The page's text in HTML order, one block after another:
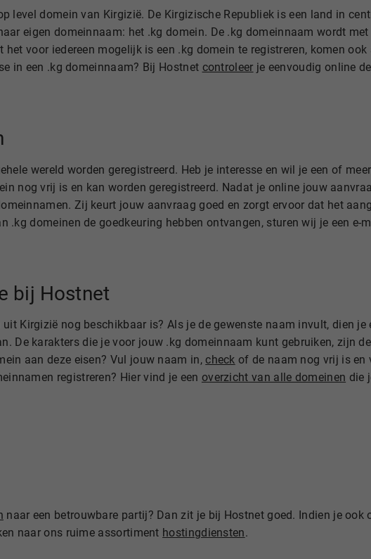
level domein van Kirgizië. De Kirgizische Republiek is een land in
eigen domeinnaam: het .kg domein. De .kg domeinnaam wordt
voor iedereen mogelijk is een .kg domein te registreren, komen
in een .kg domeinnaam? Bij Hostnet controleer je eenvoudig online
wereld worden geregistreerd. Heb je interesse en wil je een of
nog vrij is en kan worden geregistreerd. Nadat je online jouw
Zij keurt jouw aanvraag goed en zorgt ervoor dat het
domeinen de goedkeuring hebben ontvangen, sturen wij je een e-
bij Hostnet
Kirgizië nog beschikbaar is? Als je de gewenste naam invult, dien je
De karakters die je voor jouw .kg domeinnaam kunt gebruiken, zijn
aan deze eisen? Vul jouw naam in,check of de naam nog vrij is
registreren? Hier vind je een overzicht van alle domeinen die
naar een betrouwbare partij? Dan zit je bij Hostnet goed. Indien je ook
naar ons ruime assortiment hostingdiensten.